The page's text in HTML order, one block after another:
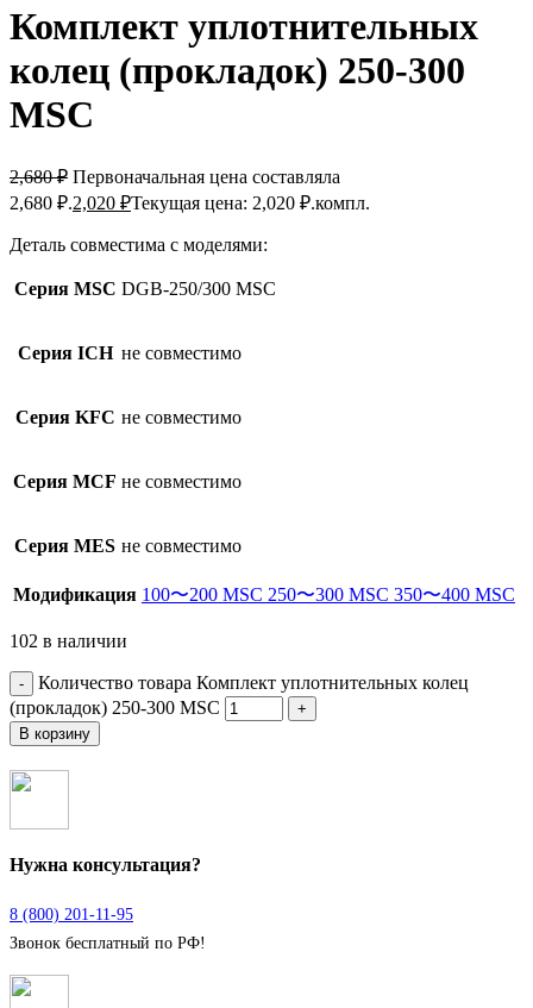
Комплект уплотнительных
колец (прокладок) 250-300
MSC
2,680₽ Первоначальная цена составляла
2,680 ₽.2,020 ₽Текущая цена: 2,020 ₽.компл.
Деталь совместима с моделями:
Серия MSC DGB-250/300 MSC
Серия ICH не совместимо
Серия KFC не совместимо
Серия MCF не совместимо
Серия MES не совместимо
Модификация 100〜200 MSC 250〜300 MSC 350〜400 MSC
102 в наличии
Количество товара Комплект уплотнительных колец
(прокладок) 250-300 MSC
В корзину
Нужна консультация?
8 (800) 201-11-95
Звонок бесплатный по РФ!